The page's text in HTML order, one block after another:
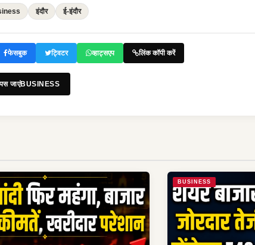
इंदौर ई-इंदौर
फेसबुक ट्विटर व्हाट्सएप लिंक कॉपी करें
जाएंBUSINESS
BUSINESS